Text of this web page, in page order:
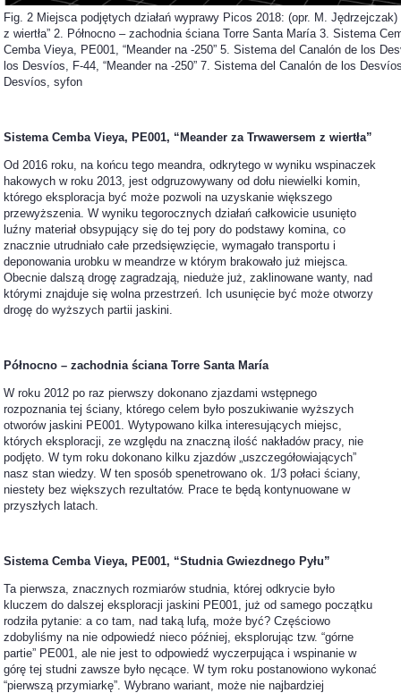
Fig. 2 Miejsca podjętych działań wyprawy Picos 2018: (opr. M.
z wiertła” 2. Północno – zachodnia ściana Torre Santa María 3. Sistema
Cemba Vieya, PE001, “Meander na -250” 5. Sistema del Canalón de los
los Desvíos, F-44, “Meander na -250” 7. Sistema del Canalón de los
Desvíos, syfon
Sistema Cemba Vieya, PE001, “Meander za Trwawersem z wiertła”
Od 2016 roku, na końcu tego meandra, odkrytego w wyniku wspinaczek
hakowych w roku 2013, jest odgruzowywany od dołu niewielki komin,
którego eksploracja być może pozwoli na uzyskanie większego
przewyższenia. W wyniku tegorocznych działań całkowicie usunięto
luźny materiał obsypujący się do tej pory do podstawy komina, co
znacznie utrudniało całe przedsięwzięcie, wymagało transportu i
deponowania urobku w meandrze w którym brakowało już miejsca.
Obecnie dalszą drogę zagradzają, nieduże już, zaklinowane wanty, nad
którymi znajduje się wolna przestrzeń. Ich usunięcie być może otworzy
drogę do wyższych partii jaskini.
Północno – zachodnia ściana Torre Santa María
W roku 2012 po raz pierwszy dokonano zjazdami wstępnego
rozpoznania tej ściany, którego celem było poszukiwanie wyższych
otworów jaskini PE001. Wytypowano kilka interesujących miejsc,
których eksploracji, ze względu na znaczną ilość nakładów pracy, nie
podjęto. W tym roku dokonano kilku zjazdów „uszczegółowiających”
nasz stan wiedzy. W ten sposób spenetrowano ok. 1/3 połaci ściany,
niestety bez większych rezultatów. Prace te będą kontynuowane w
przyszłych latach.
Sistema Cemba Vieya, PE001, “Studnia Gwiezdnego Pyłu”
Ta pierwsza, znacznych rozmiarów studnia, której odkrycie było
kluczem do dalszej eksploracji jaskini PE001, już od samego początku
rodziła pytanie: a co tam, nad taką lufą, może być? Częściowo
zdobyliśmy na nie odpowiedź nieco później, eksplorując tzw. “górne
partie” PE001, ale nie jest to odpowiedź wyczerpująca i wspinanie w
górę tej studni zawsze było nęcące. W tym roku postanowiono wykonać
“pierwszą przymiarkę”. Wybrano wariant, może nie najbardziej